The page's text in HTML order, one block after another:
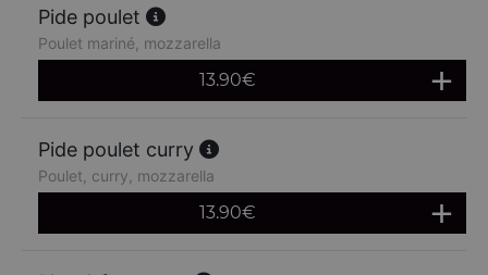
Pide poulet
Poulet mariné, mozzarella
13.90€
Pide poulet curry
Poulet, curry, mozzarella
13.90€